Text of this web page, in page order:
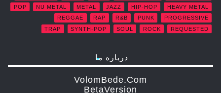
HEAVY METAL
HIP-HOP
JAZZ
METAL
NU METAL
POP
PROGRESSIVE
PUNK
R&B
RAP
REGGAE
REQUESTED
ROCK
SOUL
SYNTH-POP
TRAP
درباره ما
VolomBede.com
ΒetaVersion